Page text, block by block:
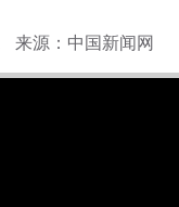
来源：中国新闻网